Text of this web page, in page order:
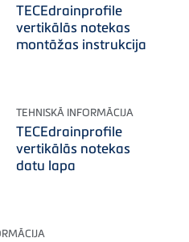
TECEdrainprofile
vertikālās notekas
montāžas instrukcija
TEHNISKĀ INFORMĀCIJA
TECEdrainprofile
vertikālās notekas
datu lapa